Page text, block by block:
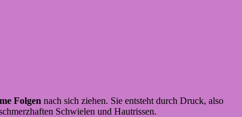
Folgen nach sich ziehen. Sie entsteht durch Druck, also
Schwielen und Hautrissen.